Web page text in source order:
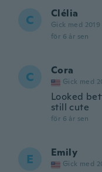
C Clélia
Gick med 2019
för 6 år sen
C Cora
Gick med
Looked
still cute
för 6 år sen
E Emily
Gick med